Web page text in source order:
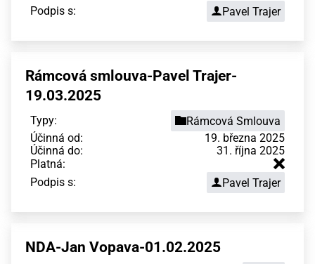
Podpis s:
Pavel Trajer
Rámcová smlouva-Pavel Trajer-
19.03.2025
Typy:
Rámcová Smlouva
Účinná od:
19. března 2025
Účinná do:
31. října 2025
Platná:
Podpis s:
Pavel Trajer
NDA-Jan Vopava-01.02.2025